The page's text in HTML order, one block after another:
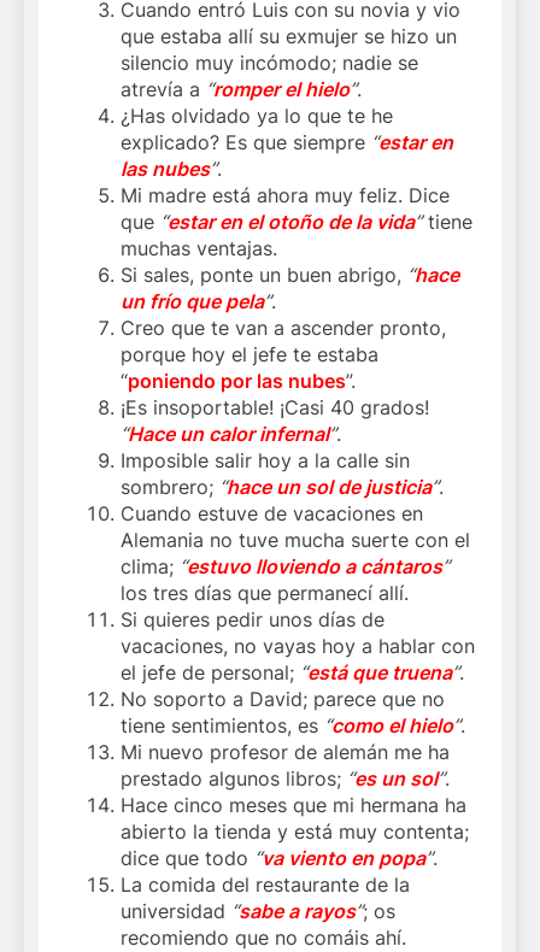
Cuando entró Luis con su novia y vio
que estaba allí su exmujer se hizo un
silencio muy incómodo; nadie se
atrevía a “romper el hielo”.
¿Has olvidado ya lo que te he
explicado? Es que siempre “estar en
las nubes”.
Mi madre está ahora muy feliz. Dice
que “estar en el otoño de la vida”tiene
muchas ventajas.
Si sales, ponte un buen abrigo, “hace
un frío que pela”.
Creo que te van a ascender pronto,
porque hoy el jefe te estaba
“poniendo por las nubes”.
¡Es insoportable! ¡Casi 40 grados!
“Hace un calor infernal”.
Imposible salir hoy a la calle sin
sombrero; “hace un sol de justicia”.
Cuando estuve de vacaciones en
Alemania no tuve mucha suerte con el
clima; “estuvo lloviendo a cántaros”
los tres días que permanecí allí.
Si quieres pedir unos días de
vacaciones, no vayas hoy a hablar con
el jefe de personal; “está que truena”.
No soporto a David; parece que no
tiene sentimientos, es “como el hielo”.
Mi nuevo profesor de alemán me ha
prestado algunos libros; “es un sol”.
Hace cinco meses que mi hermana ha
abierto la tienda y está muy contenta;
dice que todo “va viento en popa”.
La comida del restaurante de la
universidad “sabe a rayos”; os
recomiendo que no comáis ahí.